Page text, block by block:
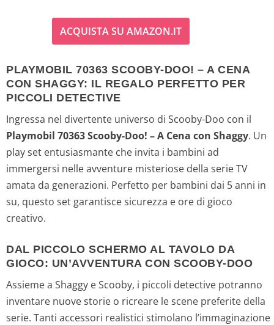
ACQUISTA SU AMAZON.IT
PLAYMOBIL 70363 SCOOBY-DOO! – A CENA
CON SHAGGY: IL REGALO PERFETTO PER
PICCOLI DETECTIVE
Ingressa nel divertente universo di Scooby-Doo con il
Playmobil 70363 Scooby-Doo! – A Cena con Shaggy. Un
play set entusiasmante che invita i bambini ad
immergersi nelle avventure misteriose della serie TV
amata da generazioni. Perfetto per bambini dai 5 anni in
su, questo set garantisce sicurezza e ore di gioco
creativo.
DAL PICCOLO SCHERMO AL TAVOLO DA
GIOCO: UN’AVVENTURA CON SCOOBY-DOO
Assieme a Shaggy e Scooby, i piccoli detective potranno
inventare nuove storie o ricreare le scene preferite della
serie. Tanti accessori realistici stimolano l’immaginazione